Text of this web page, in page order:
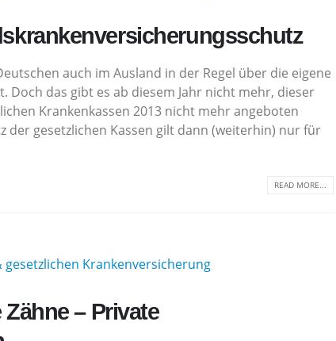
auch im Ausland in der Regel über die eigene
Doch das gibt es ab diesem Jahr nicht mehr, dieser
Krankenkassen 2013 nicht mehr angeboten
der gesetzlichen Kassen gilt dann (weiterhin) nur für
READ MORE...
– Private